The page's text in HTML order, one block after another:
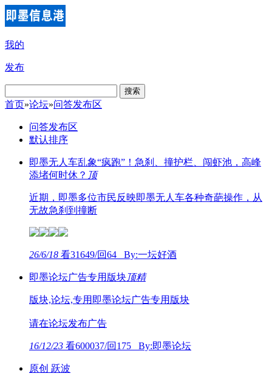
我的
发布
搜索
首页»论坛»问答发布区
问答发布区
默认排序
即墨无人车乱象“疯跑”！急刹、撞护栏、闯虾池，高峰
添堵何时休？ 顶
近期，即墨多位市民反映即墨无人车各种奇葩操作，从
无故急刹到撞断
26/6/18 看31649/回64 By:一坛好酒
即墨论坛广告专用版块顶精
版块,论坛,专用即墨论坛广告专用版块
请在论坛发布广告
16/12/23 看600037/回175 By:即墨论坛
原创 跃波